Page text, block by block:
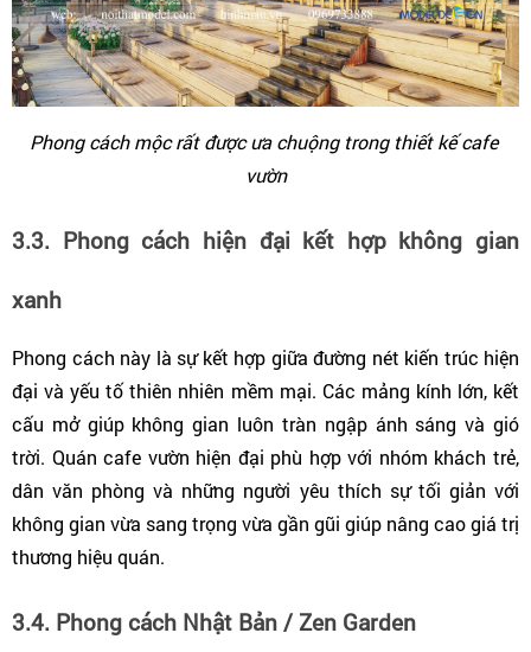
Phong cách mộc rất được ưa chuộng trong thiết kế cafe
vườn
3.3. Phong cách hiện đại kết hợp không gian
xanh
Phong cách này là sự kết hợp giữa đường nét kiến trúc hiện
đại và yếu tố thiên nhiên mềm mại. Các mảng kính lớn, kết
cấu mở giúp không gian luôn tràn ngập ánh sáng và gió
trời. Quán cafe vườn hiện đại phù hợp với nhóm khách trẻ,
dân văn phòng và những người yêu thích sự tối giản với
không gian vừa sang trọng vừa gần gũi giúp nâng cao giá trị
thương hiệu quán.
3.4. Phong cách Nhật Bản / Zen Garden